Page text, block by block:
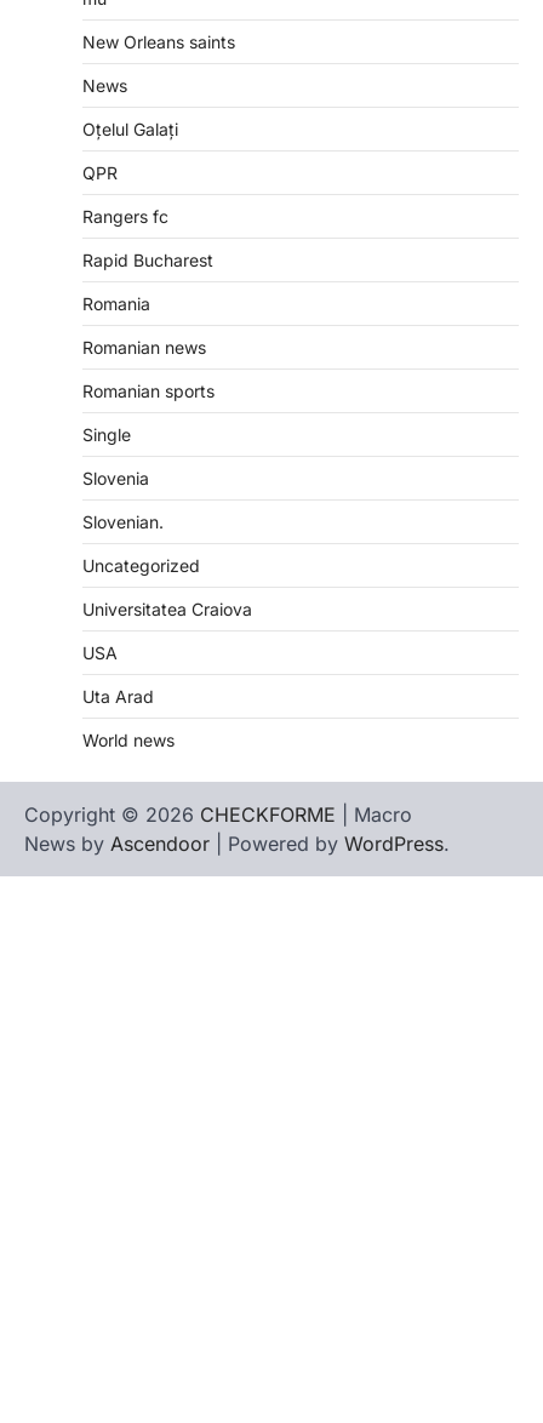
New Orleans saints
News
Oțelul Galați
QPR
Rangers fc
Rapid Bucharest
Romania
Romanian news
Romanian sports
Single
Slovenia
Slovenian.
Uncategorized
Universitatea Craiova
USA
Uta Arad
World news
Copyright © 2026 CHECKFORME | Macro
News by Ascendoor | Powered by WordPress.